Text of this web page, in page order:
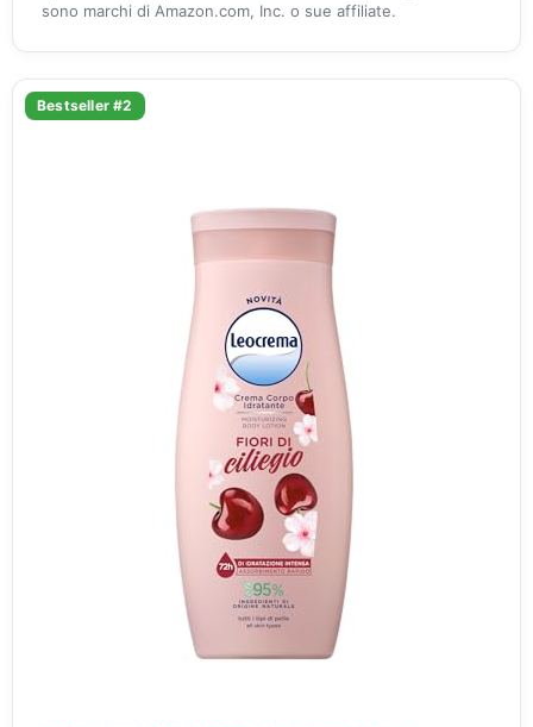
sono marchi di Amazon.com, Inc. o sue affiliate.
Bestseller #2